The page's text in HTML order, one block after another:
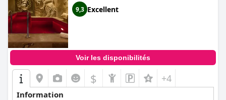
9,3 Excellent
Voir les disponibilités
$ +4
Information